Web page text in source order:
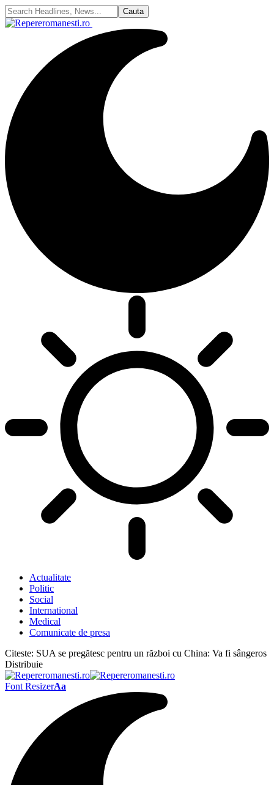
Actualitate
Politic
Social
International
Medical
Comunicate de presa
Citeste: SUA se pregătesc pentru un război cu China: Va fi sângeros
Distribuie
Font ResizerAa